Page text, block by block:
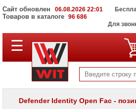
Сайт обновлен 06.08.2026 22:01
Товаров в каталоге 96 686
Для
ПОЛНЫЙ
КАТАЛОГ
Корпоративные
серверы
WIT
☰
Defender Identity Open Fac -